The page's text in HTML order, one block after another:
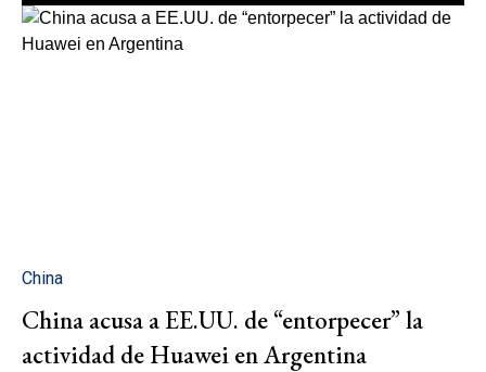
China
China acusa a EE.UU. de “entorpecer” la
actividad de Huawei en Argentina